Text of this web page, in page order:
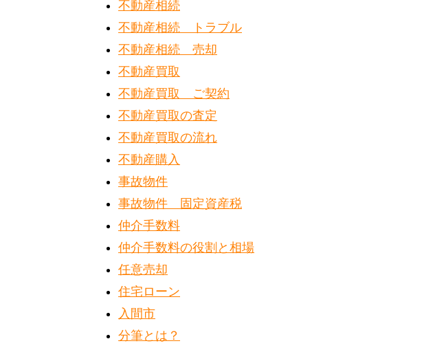
不動産相続
不動産相続 トラブル
不動産相続 売却
不動産買取
不動産買取 ご契約
不動産買取の査定
不動産買取の流れ
不動産購入
事故物件
事故物件 固定資産税
仲介手数料
仲介手数料の役割と相場
任意売却
住宅ローン
入間市
分筆とは？